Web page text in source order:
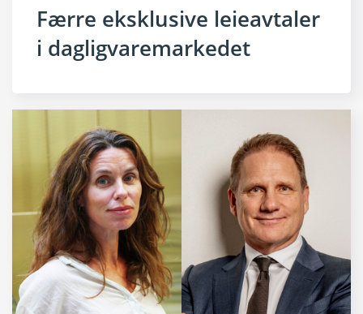
Færre eksklusive leieavtaler
i dagligvaremarkedet